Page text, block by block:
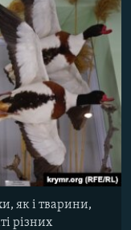
як і тварини,
різних